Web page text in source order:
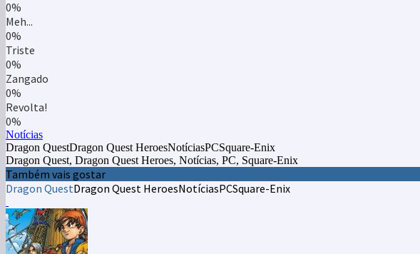
0%
Meh...
0%
Triste
0%
Zangado
0%
Revolta!
0%
Notícias
Dragon QuestDragon Quest HeroesNotíciasPCSquare-Enix
Dragon Quest, Dragon Quest Heroes, Notícias, PC, Square-Enix
Também vais gostar
Dragon QuestDragon Quest HeroesNotíciasPCSquare-Enix